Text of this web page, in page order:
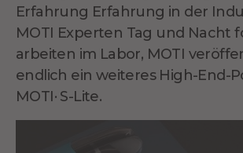
Erfahrung Erfahrung in der
MOTI Experten Tag und Nacht
arbeiten im Labor, MOTI
endlich ein weiteres High-End-
MOTI· S-Lite.